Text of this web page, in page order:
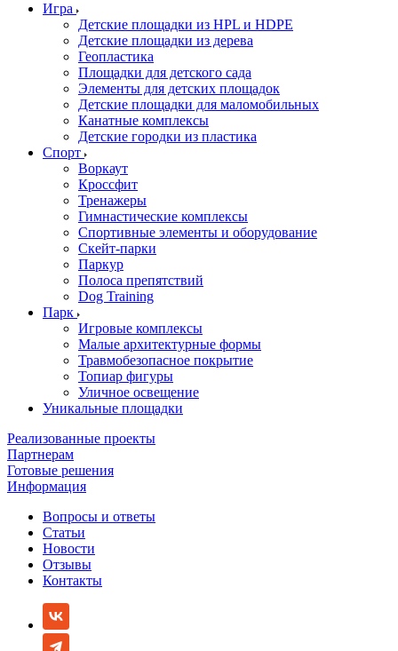
Игра
Детские площадки из HPL и HDPE
Детские площадки из дерева
Геопластика
Площадки для детского сада
Элементы для детских площадок
Детские площадки для маломобильных
Канатные комплексы
Детские городки из пластика
Спорт
Воркаут
Кроссфит
Тренажеры
Гимнастические комплексы
Спортивные элементы и оборудование
Скейт-парки
Паркур
Полоса препятствий
Dog Training
Парк
Игровые комплексы
Малые архитектурные формы
Травмобезопасное покрытие
Топиар фигуры
Уличное освещение
Уникальные площадки
Реализованные проекты
Партнерам
Готовые решения
Информация
Вопросы и ответы
Статьи
Новости
Отзывы
Контакты